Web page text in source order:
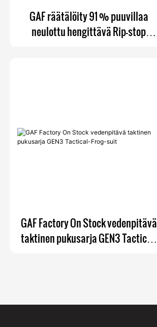
GAF räätälöity 91 % puuvillaa
neulottu hengittävä Rip-stop
GAF Factory On Stock vedenpitävä
taktinen pukusarja GEN3 Tactical-